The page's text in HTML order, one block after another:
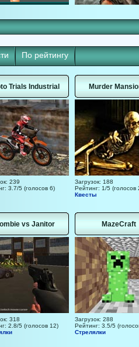
По рейтингу
Trials Industrial
239
3.7/5 (голосов 6)
Murder
Загрузок: 188
Рейтинг: 1/5 (голосов
Квесты
vs Janitor
318
2.8/5 (голосов 12)
MazeCraft
Загрузок: 288
Рейтинг: 3.5/5
Стрелялки